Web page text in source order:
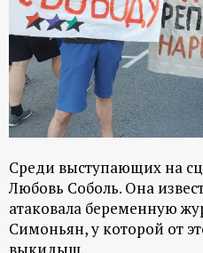
Среди выступающих на
Любовь Соболь. Она
атаковала беременную
Симоньян, у которой от